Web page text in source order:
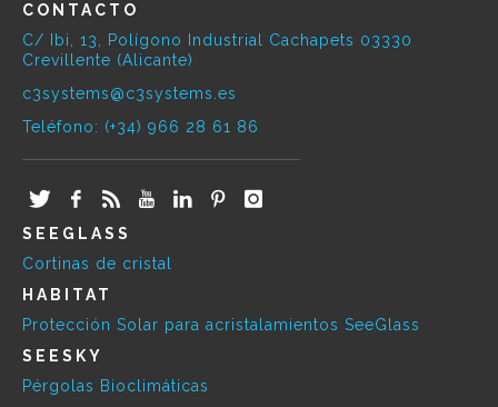
CONTACTO
C/ Ibi, 13, Polígono Industrial Cachapets 03330
Crevillente (Alicante)
c3systems@c3systems.es
Teléfono: (+34) 966 28 61 86
SEEGLASS
Cortinas de cristal
HABITAT
Protección Solar para acristalamientos SeeGlass
SEESKY
Pérgolas Bioclimáticas